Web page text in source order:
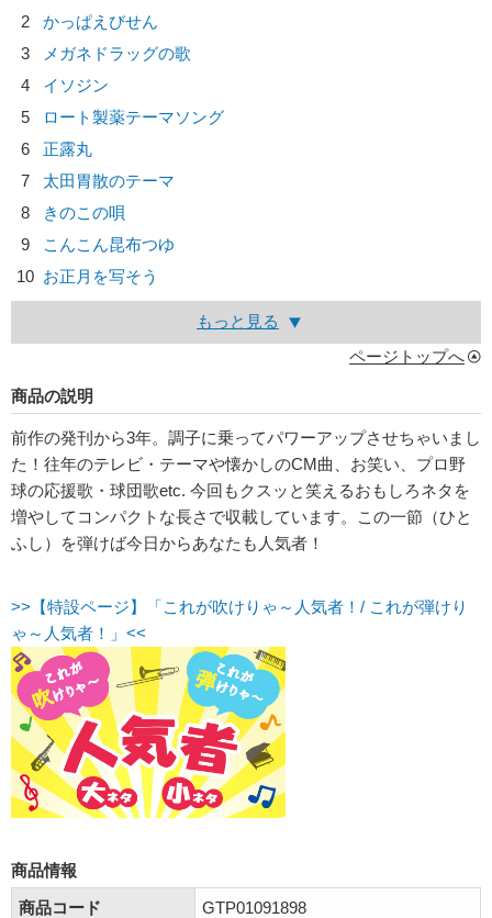
2
かっぱえびせん
3
メガネドラッグの歌
4
イソジン
5
ロート製薬テーマソング
6
正露丸
7
太田胃散のテーマ
8
きのこの唄
9
こんこん昆布つゆ
10 お正月を写そう
もっと見る
ページトップへ
商品の説明
前作の発刊から3年。調子に乗ってパワーアップさせちゃいまし
た！往年のテレビ・テーマや懐かしのCM曲、お笑い、プロ野
球の応援歌・球団歌etc. 今回もクスッと笑えるおもしろネタを
増やしてコンパクトな長さで収載しています。この一節（ひと
ふし）を弾けば今日からあなたも人気者！
>>【特設ページ】「これが吹けりゃ～人気者！/ これが弾けり
ゃ～人気者！」<<
商品情報
商品コード
GTP01091898